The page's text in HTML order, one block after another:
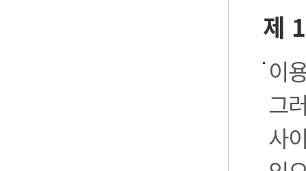
제
이
그
사